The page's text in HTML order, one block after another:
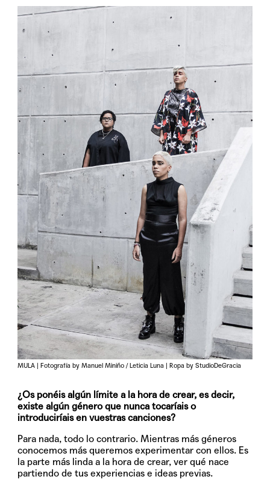
MULA | Fotografía by Manuel Miniño / Leticia Luna | Ropa by StudioDeGracia
¿Os ponéis algún límite a la hora de crear, es decir,
existe algún género que nunca tocaríais o
introduciríais en vuestras canciones?
Para nada, todo lo contrario. Mientras más géneros
conocemos más queremos experimentar con ellos. Es
la parte más linda a la hora de crear, ver qué nace
partiendo de tus experiencias e ideas previas.